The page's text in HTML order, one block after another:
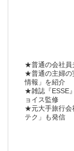
★普通の会社員
★普通の主婦の
情報」を紹介
★雑誌『ESSE
ョイス監修
★元大手旅行会
テク」も発信